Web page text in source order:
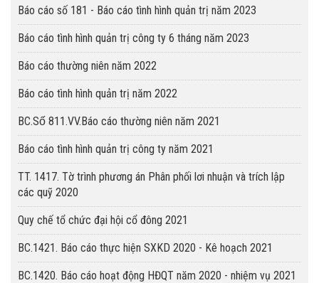
Báo cáo số 181 - Báo cáo tình hình quản trị năm 2023
Báo cáo tình hình quản trị công ty 6 tháng năm 2023
Báo cáo thường niên năm 2022
Báo cáo tình hình quản trị năm 2022
BC.Số 811.VV.Báo cáo thường niên năm 2021
Báo cáo tình hình quản trị công ty năm 2021
TT. 1417. Tờ trình phương án Phân phối lơi nhuận và trích lập
các quỹ 2020
Quy chế tổ chức đại hội cổ đông 2021
BC.1421. Báo cáo thực hiện SXKD 2020 - Kê hoạch 2021
BC.1420. Báo cáo hoạt động HĐQT năm 2020 - nhiệm vụ 2021